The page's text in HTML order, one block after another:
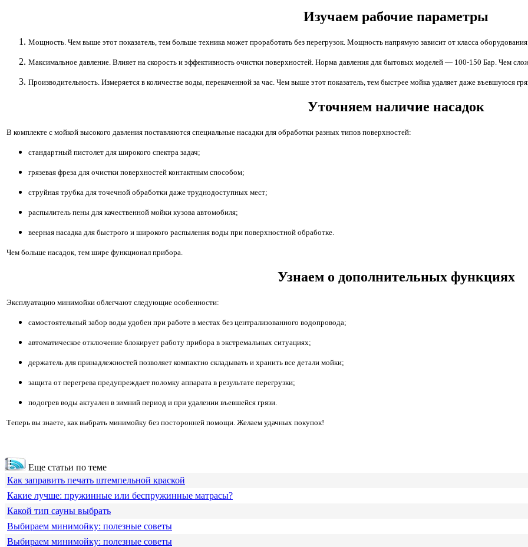
Изучаем рабочие параметры
Мощность. Чем выше этот показатель, тем больше техника может проработать без перегрузок. Мощность напрямую зависит от класса
Максимальное давление. Влияет на скорость и эффективность очистки поверхностей. Норма давления для бытовых моделей — 100-150 Бар. Чем
Производительность. Измеряется в количестве воды, перекаченной за час. Чем выше этот показатель, тем быстрее мойка удаляет даже въевшуюся
Уточняем наличие насадок
В комплекте с мойкой высокого давления поставляются специальные насадки для обработки разных типов поверхностей:
стандартный пистолет для широкого спектра задач;
грязевая фреза для очистки поверхностей контактным способом;
струйная трубка для точечной обработки даже труднодоступных мест;
распылитель пены для качественной мойки кузова автомобиля;
веерная насадка для быстрого и широкого распыления воды при поверхностной обработке.
Чем больше насадок, тем шире функционал прибора.
Узнаем о дополнительных функциях
Эксплуатацию минимойки облегчают следующие особенности:
самостоятельный забор воды удобен при работе в местах без централизованного водопровода;
автоматическое отключение блокирует работу прибора в экстремальных ситуациях;
держатель для принадлежностей позволяет компактно складывать и хранить все детали мойки;
защита от перегрева предупреждает поломку аппарата в результате перегрузки;
подогрев воды актуален в зимний период и при удалении въевшейся грязи.
Теперь вы знаете, как выбрать минимойку без посторонней помощи. Желаем удачных покупок!
Еще статьи по теме
Как заправить печать штемпельной краской
Какие лучше: пружинные или беспружинные матрасы?
Какой тип сауны выбрать
Выбираем минимойку: полезные советы
Выбираем минимойку: полезные советы